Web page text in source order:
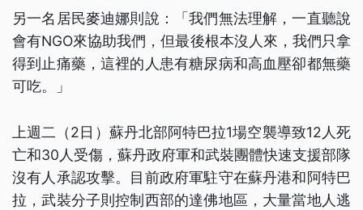
另一名居民麥迪娜則說：「我們無法理解，一直聽說
會有NGO來協助我們，但最後根本沒人來，我們只拿
得到止痛藥，這裡的人患有糖尿病和高血壓卻都無藥
可吃。」
上週二（2日）蘇丹北部阿特巴拉1場空襲導致12人死
亡和30人受傷，蘇丹政府軍和武裝團體快速支援部隊
沒有人承認攻擊。目前政府軍駐守在蘇丹港和阿特巴
拉，武裝分子則控制西部的達佛地區，大量當地人逃